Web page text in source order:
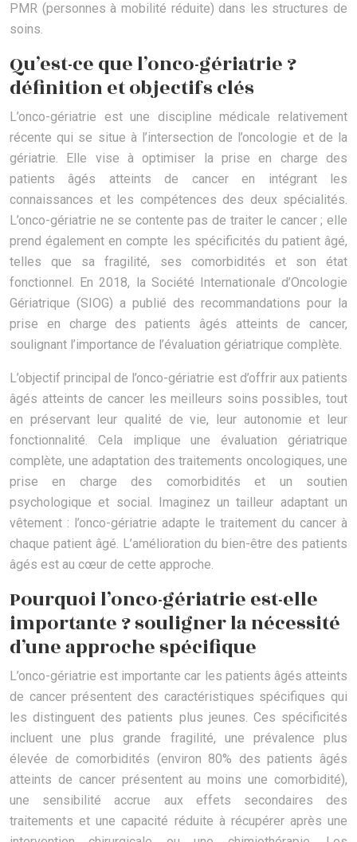
PMR (personnes à mobilité réduite) dans les structures de
soins.
Qu’est-ce que l’onco-gériatrie ?
définition et objectifs clés
L’onco-gériatrie est une discipline médicale relativement
récente qui se situe à l’intersection de l’oncologie et de la
gériatrie. Elle vise à optimiser la prise en charge des
patients âgés atteints de cancer en intégrant les
connaissances et les compétences des deux spécialités.
L’onco-gériatrie ne se contente pas de traiter le cancer ; elle
prend également en compte les spécificités du patient âgé,
telles que sa fragilité, ses comorbidités et son état
fonctionnel. En 2018, la Société Internationale d’Oncologie
Gériatrique (SIOG) a publié des recommandations pour la
prise en charge des patients âgés atteints de cancer,
soulignant l’importance de l’évaluation gériatrique complète.
L’objectif principal de l’onco-gériatrie est d’offrir aux patients
âgés atteints de cancer les meilleurs soins possibles, tout
en préservant leur qualité de vie, leur autonomie et leur
fonctionnalité. Cela implique une évaluation gériatrique
complète, une adaptation des traitements oncologiques, une
prise en charge des comorbidités et un soutien
psychologique et social. Imaginez un tailleur adaptant un
vêtement : l’onco-gériatrie adapte le traitement du cancer à
chaque patient âgé. L’amélioration du bien-être des patients
âgés est au cœur de cette approche.
Pourquoi l’onco-gériatrie est-elle
importante ? souligner la nécessité
d’une approche spécifique
L’onco-gériatrie est importante car les patients âgés atteints
de cancer présentent des caractéristiques spécifiques qui
les distinguent des patients plus jeunes. Ces spécificités
incluent une plus grande fragilité, une prévalence plus
élevée de comorbidités (environ 80% des patients âgés
atteints de cancer présentent au moins une comorbidité),
une sensibilité accrue aux effets secondaires des
traitements et une capacité réduite à récupérer après une